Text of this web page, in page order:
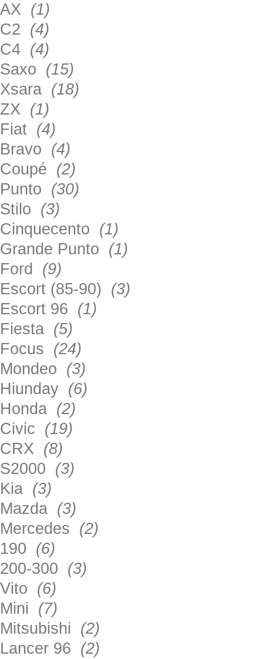
AX (1)
C2 (4)
C4 (4)
Saxo (15)
Xsara (18)
ZX (1)
Fiat (4)
Bravo (4)
Coupé (2)
Punto (30)
Stilo (3)
Cinquecento (1)
Grande Punto (1)
Ford (9)
Escort (85-90) (3)
Escort 96 (1)
Fiesta (5)
Focus (24)
Mondeo (3)
Hiunday (6)
Honda (2)
Civic (19)
CRX (8)
S2000 (3)
Kia (3)
Mazda (3)
Mercedes (2)
190 (6)
200-300 (3)
Vito (6)
Mini (7)
Mitsubishi (2)
Lancer 96 (2)